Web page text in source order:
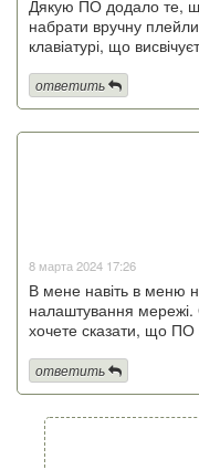
Дякую ПО додало те,
набрати вручну
клавіатурі, що
ответить
8 марта 2024 17:26
В мене навіть в меню
налаштування мережі.
хочете сказати, що ПО
ответить